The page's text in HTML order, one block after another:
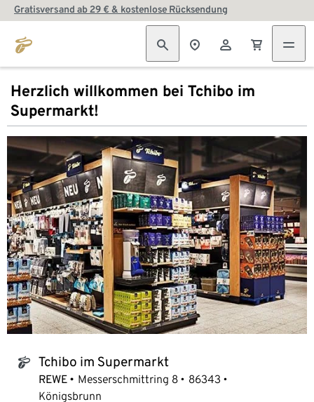
Gratisversand ab 29 € & kostenlose Rücksendung
Herzlich willkommen bei Tchibo im
Supermarkt!
tchibo_logo Tchibo im Supermarkt
REWE Messerschmittring 8
86343
Königsbrunn